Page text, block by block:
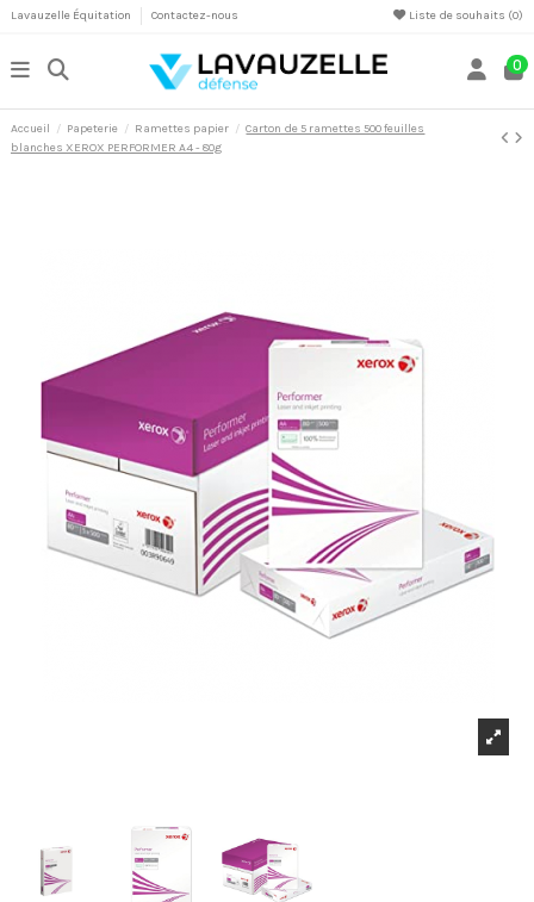
Lavauzelle Équitation Contactez-nous Liste de souhaits (0)
0
Accueil Papeterie Ramettes papier
Carton de 5 ramettes 500 feuilles
blanches XEROX PERFORMER A4 - 80g